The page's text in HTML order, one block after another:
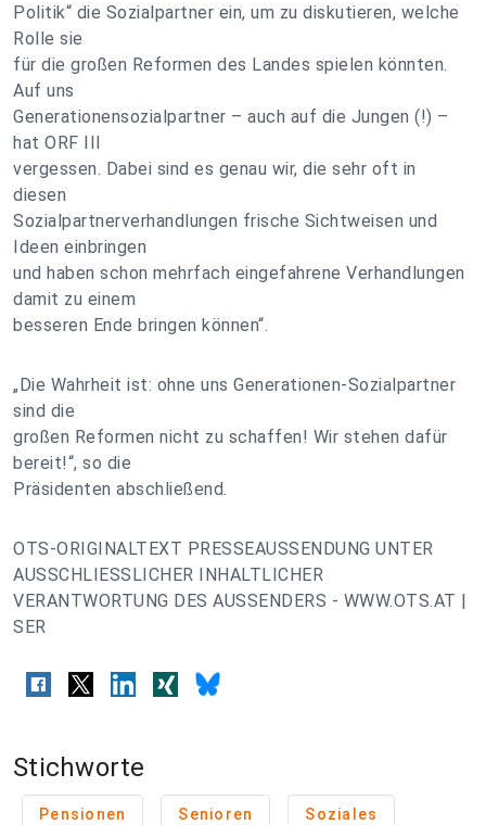
Politik“ die Sozialpartner ein, um zu diskutieren, welche
Rolle sie
für die großen Reformen des Landes spielen könnten.
Auf uns
Generationensozialpartner – auch auf die Jungen (!) –
hat ORF III
vergessen. Dabei sind es genau wir, die sehr oft in
diesen
Sozialpartnerverhandlungen frische Sichtweisen und
Ideen einbringen
und haben schon mehrfach eingefahrene Verhandlungen
damit zu einem
besseren Ende bringen können“.
„Die Wahrheit ist: ohne uns Generationen-Sozialpartner
sind die
großen Reformen nicht zu schaffen! Wir stehen dafür
bereit!“, so die
Präsidenten abschließend.
OTS-ORIGINALTEXT PRESSEAUSSENDUNG UNTER
AUSSCHLIESSLICHER INHALTLICHER
VERANTWORTUNG DES AUSSENDERS - WWW.OTS.AT |
SER
Stichworte
Pensionen Senioren Soziales